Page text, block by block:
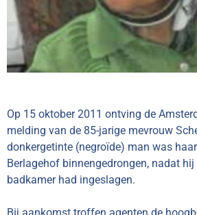
Op 15 oktober 2011 ontving de
melding van de 85-jarige mevrouw
donkergetinte (negroïde) man was
Berlagehof binnengedrongen, nadat
badkamer had ingeslagen.